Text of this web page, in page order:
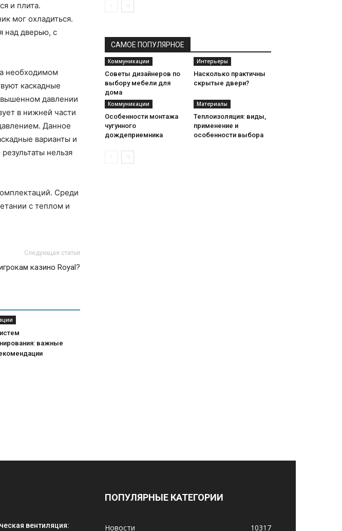
и плита.
мог охладиться.
над дверью, с
необходимом
каскадные
давлении
в нижней части
Данное
варианты и
нельзя
Среди
с теплом и
Следующая статья
казино Royal?
важные
САМОЕ ПОПУЛЯРНОЕ
Коммуникации
Советы дизайнеров по
выбору мебели для
дома
Интерьеры
Насколько практичны
скрытые двери?
Коммуникации
Особенности монтажа
чугунного
дождеприемника
Материалы
Теплоизоляция: виды,
применение и
особенности выбора
вентиляция:
ПОПУЛЯРНЫЕ КАТЕГОРИИ
Новости 10317